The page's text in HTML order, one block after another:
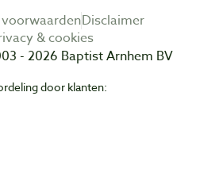
Disclaimer
& cookies
- 2026 Baptist Arnhem BV
door klanten: